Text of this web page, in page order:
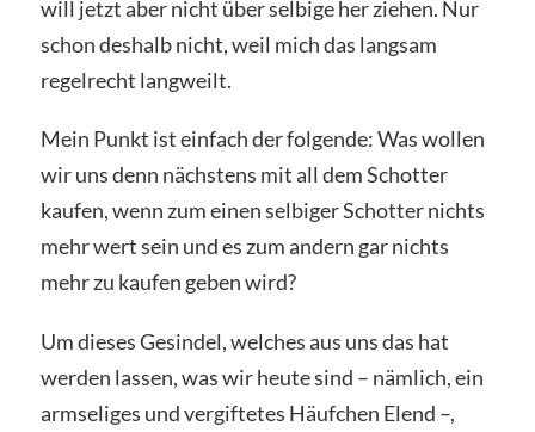
will jetzt aber nicht über selbige her ziehen. Nur
schon deshalb nicht, weil mich das langsam
regelrecht langweilt.
Mein Punkt ist einfach der folgende: Was wollen
wir uns denn nächstens mit all dem Schotter
kaufen, wenn zum einen selbiger Schotter nichts
mehr wert sein und es zum andern gar nichts
mehr zu kaufen geben wird?
Um dieses Gesindel, welches aus uns das hat
werden lassen, was wir heute sind – nämlich, ein
armseliges und vergiftetes Häufchen Elend –,